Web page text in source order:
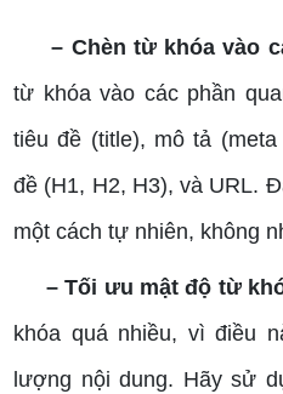
– Chèn từ khóa vào
từ khóa vào các phần
tiêu đề (title), mô tả
đề (H1, H2, H3), và URL.
một cách tự nhiên, không
– Tối ưu mật độ từ
khóa quá nhiều, vì điều
lượng nội dung. Hãy sử